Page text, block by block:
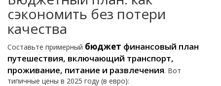
сэкономить без потери
качества
Составьте примерный бюджет финансовый план
путешествия, включающий транспорт,
проживание, питание и развлечения. Вот
типичные цены в 2025 году (в евро):